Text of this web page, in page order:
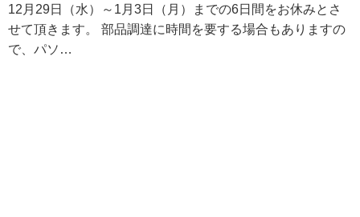
12月29日（水）～1月3日（月）までの6日間をお休みとさ
せて頂きます。 部品調達に時間を要する場合もありますの
で、パソ…